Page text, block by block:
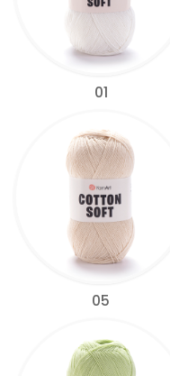
01
05